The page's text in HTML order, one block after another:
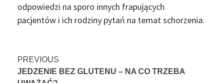
odpowiedzi na sporo innych frapujących
pacjentów i ich rodziny pytań na temat schorzenia.
Continue
Reading
PREVIOUS
JEDZENIE BEZ GLUTENU – NA CO TRZEBA